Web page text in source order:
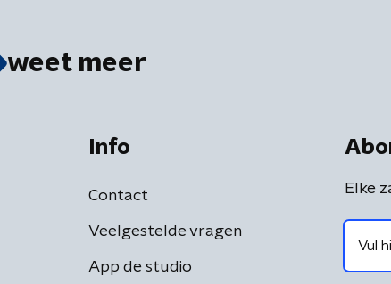
weet meer
Info
Contact
Veelgestelde vragen
App de studio
Elke